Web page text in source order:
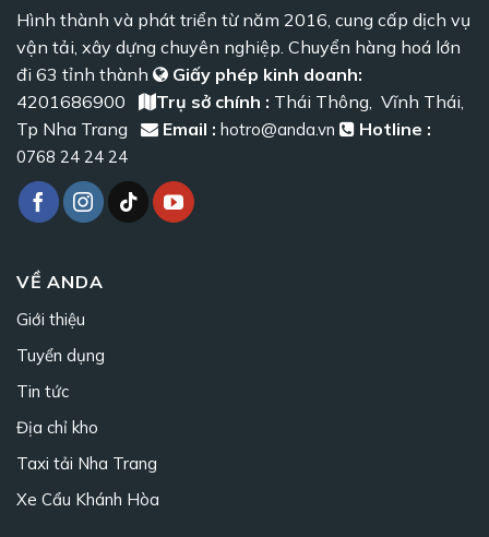
Hình thành và phát triển từ năm 2016, cung cấp dịch vụ
vận tải, xây dựng chuyên nghiệp. Chuyển hàng hoá lớn
đi 63 tỉnh thành
Giấy phép kinh doanh:
4201686900
Trụ sở chính : Thái Thông, Vĩnh Thái,
Tp Nha Trang
Email : hotro@anda.vn Hotline :
0768 24 24 24
VỀ ANDA
Giới thiệu
Tuyển dụng
Tin tức
Địa chỉ kho
Taxi tải Nha Trang
Xe Cẩu Khánh Hòa